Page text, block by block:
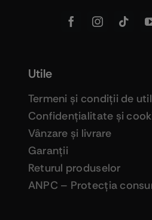
Utile
Termeni şi condiţii de
Confidenţialitate şi
Vânzare şi livrare
Garanţii
Returul produselor
ANPC – Protecţia